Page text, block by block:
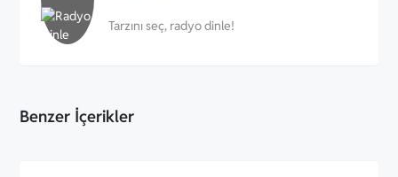
Tarzını seç, radyo dinle!
Benzer İçerikler